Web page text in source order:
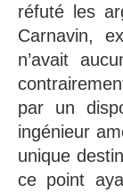
réfuté les
Carnavin,
n’avait
par un
ingénieur
unique
ce point